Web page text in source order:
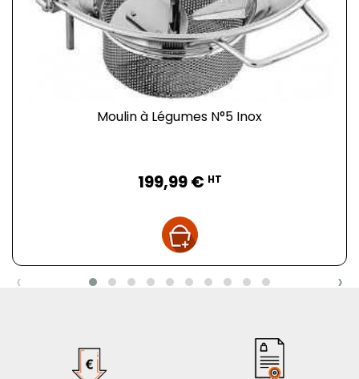
ainsi à la sécurité alimentaire et à la satisfaction
clientèle, tout en ajoutant une touche de couleur et
d'organisation à l'environnement de travail.
Moulin à Légumes N°5 Inox
199,99 € HT
‹ ›